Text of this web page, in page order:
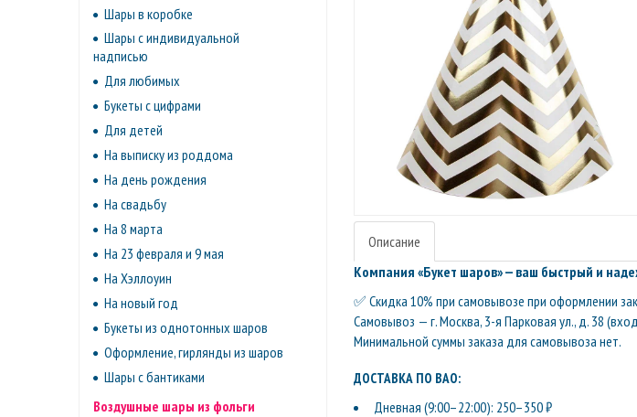
Шары в коробке
Шары с индивидуальной
надписью
Для любимых
Букеты с цифрами
Для детей
На выписку из роддома
На день рождения
На свадьбу
На 8 марта
На 23 февраля и 9 мая
На Хэллоуин
На новый год
Букеты из однотонных шаров
Оформление, гирлянды из шаров
Шары с бантиками
Воздушные шары из фольги
Описание
Компания «Букет шаров» — ваш быстрый и
✅ Скидка 10% при самовывозе при оформлении
Самовывоз — г. Москва, 3-я Парковая ул., д. 38
Минимальной суммы заказа для самовывоза нет.
ДОСТАВКА ПО ВАО:
Дневная (9:00–22:00): 250–350 ₽